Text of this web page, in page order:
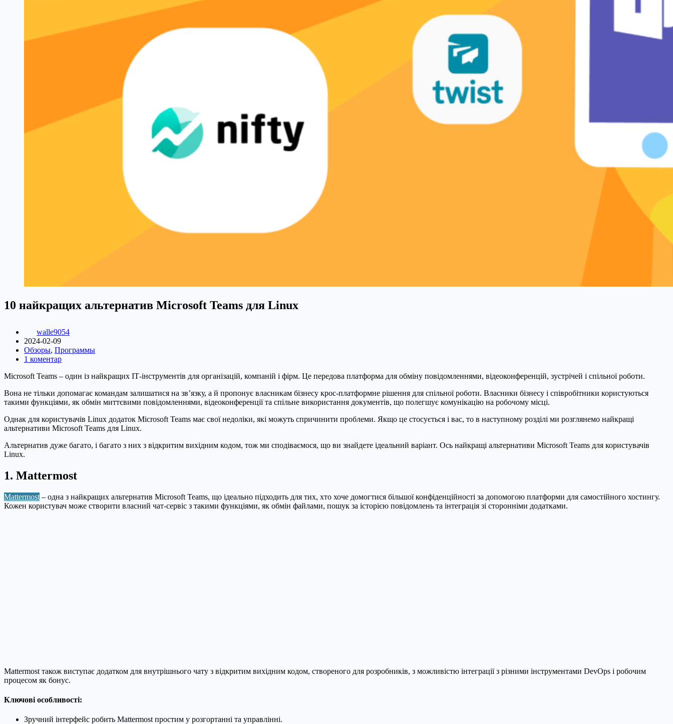
10 найкращих альтернатив Microsoft Teams для Linux
walle9054
2024-02-09
Обзоры, Программы
1 коментар
Microsoft Teams – один із найкращих ІТ-інструментів для організацій, компаній і фірм. Це передова платформа для обміну повідомленнями, відеоконференцій, зустрічей і спільної роботи.
Вона не тільки допомагає командам залишатися на зв’язку, а й пропонує власникам бізнесу крос-платформне рішення для спільної роботи. Власники бізнесу і співробітники користуються
такими функціями, як обмін миттєвими повідомленнями, відеоконференції та спільне використання документів, що полегшує комунікацію на робочому місці.
Однак для користувачів Linux додаток Microsoft Teams має свої недоліки, які можуть спричинити проблеми. Якщо це стосується і вас, то в наступному розділі ми розглянемо найкращі
альтернативи Microsoft Teams для Linux.
Альтернатив дуже багато, і багато з них з відкритим вихідним кодом, тож ми сподіваємося, що ви знайдете ідеальний варіант. Ось найкращі альтернативи Microsoft Teams для користувачів
Linux.
1. Mattermost
Mattermost – одна з найкращих альтернатив Microsoft Teams, що ідеально підходить для тих, хто хоче домогтися більшої конфіденційності за допомогою платформи для самостійного хостингу.
Кожен користувач може створити власний чат-сервіс з такими функціями, як обмін файлами, пошук за історією повідомлень та інтеграція зі сторонніми додатками.
Mattermost також виступає додатком для внутрішнього чату з відкритим вихідним кодом, створеного для розробників, з можливістю інтеграції з різними інструментами DevOps і робочим
процесом як бонус.
Ключові особливості:
Зручний інтерфейс робить Mattermost простим у розгортанні та управлінні.